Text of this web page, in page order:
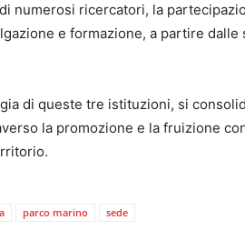
numerosi ricercatori, la
e formazione, a partire
di queste tre istituzioni, si
la promozione e la fruizione
parco marino sede